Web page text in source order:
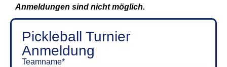
Anmeldungen sind nicht möglich.
Pickleball Turnier
Anmeldung
Teamname*